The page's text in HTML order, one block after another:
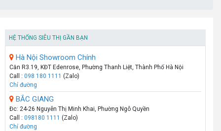
HỆ THỐNG SIÊU THỊ GẦN BẠN
Hà Nội Showroom Chính
Căn R3.19, KĐT Edenrose, Phường Thanh Liệt, Thành Phố Hà Nội
Call : 098 180 1111 (Zalo)
Chỉ đường
BẮC GIANG
Đc: 24-26 Nguyễn Thị Minh Khai, Phường Ngô Quyền
Call : 098180 1111 (Zalo)
Chỉ đường